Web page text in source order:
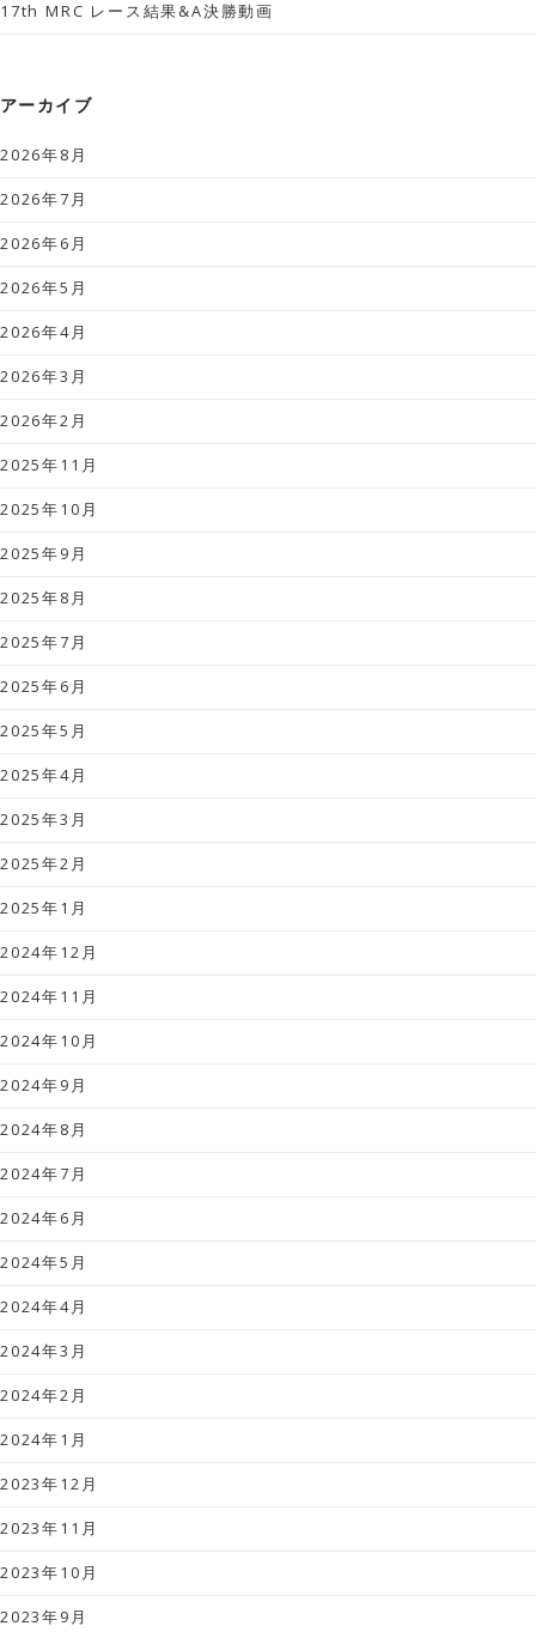
17th MRC レース結果&A決勝動画
アーカイブ
2026年8月
2026年7月
2026年6月
2026年5月
2026年4月
2026年3月
2026年2月
2025年11月
2025年10月
2025年9月
2025年8月
2025年7月
2025年6月
2025年5月
2025年4月
2025年3月
2025年2月
2025年1月
2024年12月
2024年11月
2024年10月
2024年9月
2024年8月
2024年7月
2024年6月
2024年5月
2024年4月
2024年3月
2024年2月
2024年1月
2023年12月
2023年11月
2023年10月
2023年9月